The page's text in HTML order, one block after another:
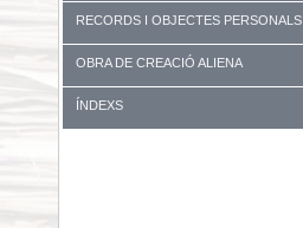
RECORDS I OBJECTES PERSONALS
OBRA DE CREACIÓ ALIENA
ÍNDEXS